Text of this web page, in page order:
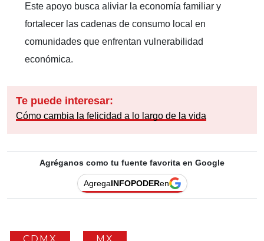
Este apoyo busca aliviar la economía familiar y
fortalecer las cadenas de consumo local en
comunidades que enfrentan vulnerabilidad
económica.
Te puede interesar:
Cómo cambia la felicidad a lo largo de la vida
Agréganos como tu fuente favorita en Google
AgregaINFOPODERen
CDMX MX